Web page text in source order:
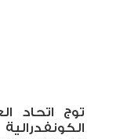
توج اتحاد